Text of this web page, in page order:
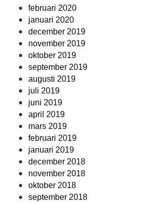
februari 2020
januari 2020
december 2019
november 2019
oktober 2019
september 2019
augusti 2019
juli 2019
juni 2019
april 2019
mars 2019
februari 2019
januari 2019
december 2018
november 2018
oktober 2018
september 2018